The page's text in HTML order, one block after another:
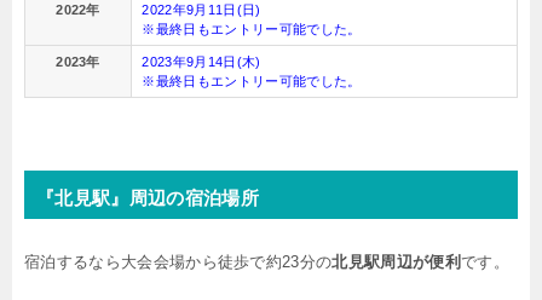
2022年
2022年9月11日(日)
※最終日もエントリー可能でした。
2023年
2023年9月14日(木)
※最終日もエントリー可能でした。
『北見駅』周辺の宿泊場所
宿泊するなら大会会場から徒歩で約23分の北見駅周辺が便利 です。